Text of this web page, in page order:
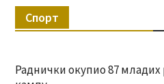
Спорт
Раднички окупио 87